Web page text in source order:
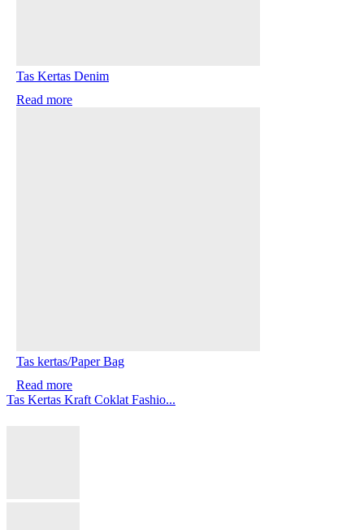
Tas Kertas Denim
Read more
Tas kertas/Paper Bag
Read more
Tas Kertas Kraft Coklat Fashio...